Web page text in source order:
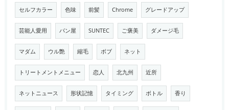
セルフカラー 色味 前髪 Chrome グレードアップ
芸能人愛用 パン屋 SUNTEC ご褒美 ダメージ毛
マダム ウル艶 縮毛 ボブ ネット
トリートメントメニュー 恋人 北九州 近所
ネットニュース 形状記憶 タイミング ボトル 香り